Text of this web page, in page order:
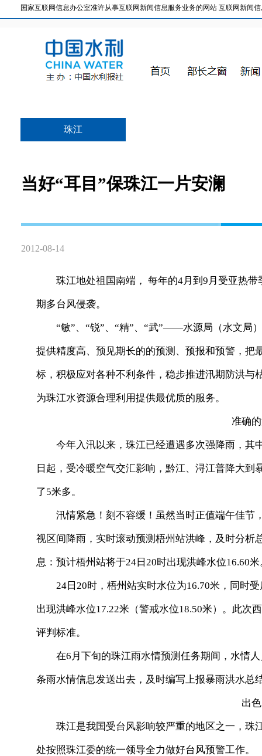
国家互联网信息办公室准许从事互联网新闻信息服务业务的网站 互联网新闻信
珠江
当好“耳目”保珠江一片安澜
2012-08-14
珠江地处祖国南端， 每年的4月到9月受亚热带
期多台风侵袭。
“敏”、“锐”、“精”、“武”——水源局（水文局）
提供精度高、预见期长的的预测、预报和预警，
标，积极应对各种不利条件，稳步推进汛期防洪
为珠江水资源合理利用提供最优质的服务。
准确的
今年入汛以来，珠江已经遭遇多次强降雨，其
日起，受冷暖空气交汇影响，黔江、浔江普降大
了5米多。
汛情紧急！刻不容缓！虽然当时正值端午佳节
视区间降雨，实时滚动预测梧州站洪峰，及时分析
息：预计梧州站将于24日20时出现洪峰水位16.60米
24日20时，梧州站实时水位为16.70米，同时受
出现洪峰水位17.22米（警戒水位18.50米）。此次
评判标准。
在6月下旬的珠江雨水情预测任务期间，水情人
条雨水情信息发送出去，及时编写上报暴雨洪水
出色
珠江是我国受台风影响较严重的地区之一，珠
处按照珠江委的统一领导全力做好台风预警工作。